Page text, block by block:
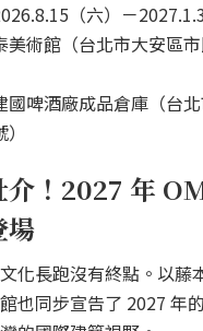
（六）－2027.1.3
美術館（台北市大安區
國啤酒廠成品倉庫（台
介！2027 年
場
化長跑沒有終點。以藤
也同步宣告了 2027 年